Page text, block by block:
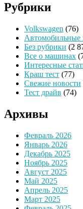
Рубрики
Volkswagen (76)
Автомобильные
Без рубрики (2
Все о машинах
Интересные
Краш тест (77)
Свежие новости
Тест драйв (74)
Архивы
Февраль 2026
Январь 2026
Декабрь 2025
Ноябрь 2025
Август 2025
Май 2025
Апрель 2025
Март 2025